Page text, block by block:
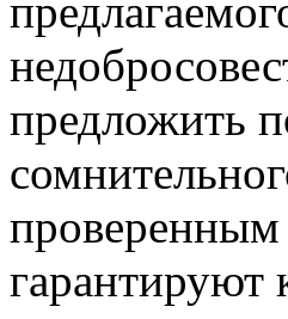
предложить
гарантируют